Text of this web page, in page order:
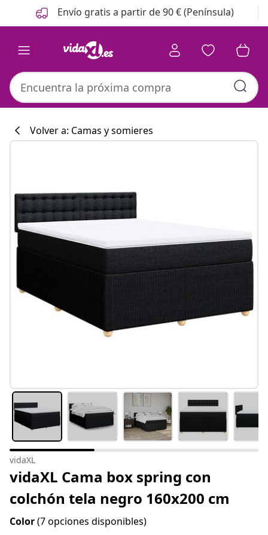
Anterior
Siguiente Envío gratis a partir de 90 € (Península)
Volver a: Camas y somieres
vidaXL
vidaXL Cama box spring con
colchón tela negro 160x200 cm
Color(7 opciones disponibles)